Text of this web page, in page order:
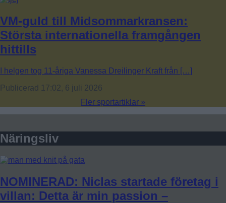
VM-guld till Midsommarkransen:
Största internationella framgången
hittills
I helgen tog 11-åriga Vanessa Dreilinger Kraft från […]
Publicerad 17:02, 6 juli 2026
Fler sportartiklar »
Näringsliv
NOMINERAD: Niclas startade företag i
villan: Detta är min passion –